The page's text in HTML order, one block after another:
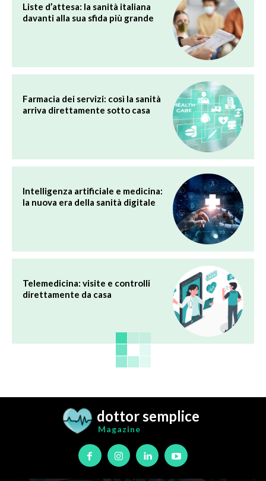
Liste d’attesa: la sanità italiana
davanti alla sua sfida più grande
Farmacia dei servizi: così la sanità
arriva direttamente sotto casa
Intelligenza artificiale e medicina:
la nuova era della sanità digitale
Telemedicina: visite e controlli
direttamente da casa